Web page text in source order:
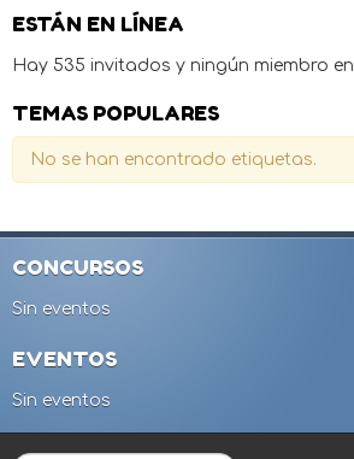
ESTÁN EN LÍNEA
Hay 535 invitados y ningún miembro
TEMAS POPULARES
No se han encontrado etiquetas.
CONCURSOS
Sin eventos
EVENTOS
Sin eventos